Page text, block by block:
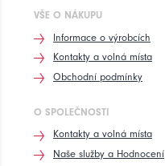
VŠE O NÁKUPU
Informace o výrobcích
Kontakty a volná místa
Obchodní podmínky
O SPOLEČNOSTI
Kontakty a volná místa
Naše služby a Hodnocení